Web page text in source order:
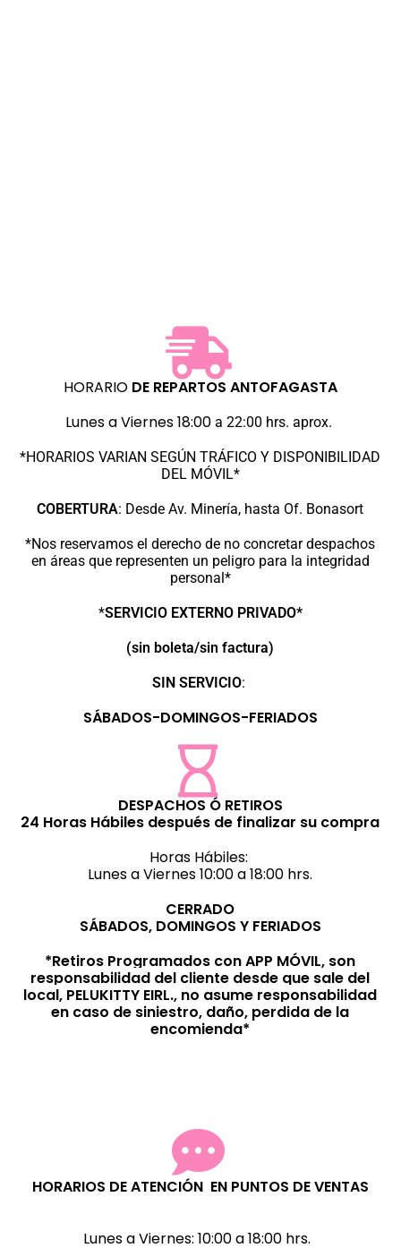
HORARIODE REPARTOS ANTOFAGASTA
Lunes a Viernes 18:00a 22:00 hrs. aprox.
*HORARIOS VARIAN SEGÚN TRÁFICO Y DISPONIBILIDAD
DEL MÓVIL*
COBERTURA: Desde Av. Minería, hasta Of. Bonasort
*Nos reservamos el derecho de no concretar despachos
en áreas que representen un peligro para la integridad
personal*
*SERVICIO EXTERNO PRIVADO*
(sin boleta/sin factura)
SIN SERVICIO:
SÁBADOS-DOMINGOS-FERIADOS
DESPACHOS Ó RETIROS
24 Horas Hábiles después de finalizar su compra
Horas Hábiles:
Lunes a Viernes 10:00 a 18:00 hrs.
CERRADO
SÁBADOS, DOMINGOS Y FERIADOS
*Retiros Programados con APP MÓVIL, son
responsabilidad del cliente desde que sale del
local, PELUKITTY EIRL., no asume responsabilidad
en caso de siniestro, daño, perdida de la
encomienda*
HORARIOS DE ATENCIÓN EN PUNTOS DE VENTAS
Lunes a Viernes: 10:00 a 18:00 hrs.